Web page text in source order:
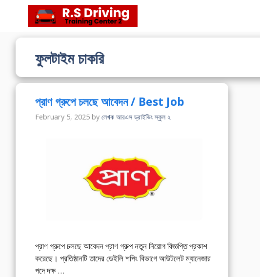
content
ফুলটাইম চাকরি
প্রাণ গ্রুপে চলছে আবেদন / Best Job
February 5, 2025 by লেখক আরএস ড্রাইভিং স্কুল ২
প্রাণ গ্রুপে চলছে আবেদন প্রাণ গ্রুপ নতুন নিয়োগ বিজ্ঞপ্তি প্রকাশ
করেছে। প্রতিষ্ঠানটি তাদের ডেইলি শপিং বিভাগে আউটলেট ম্যানেজার
পদে দক্ষ …